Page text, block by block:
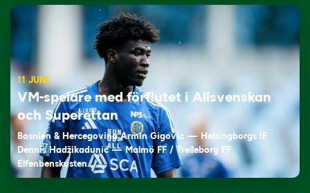
11 JUNI
VM-spelare med förflutet i Allsvenskan
och Superettan
Bosnien & Hercegovina Armin Gigovic — Helsingborgs IF
Dennis Hadžikadunić — Malmö FF / Trelleborg FF
Elfenbenskusten…